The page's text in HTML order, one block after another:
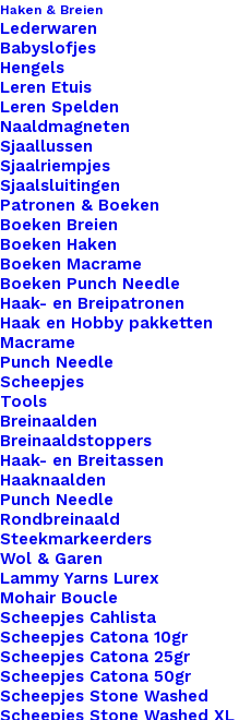
Haken & Breien
Lederwaren
Babyslofjes
Hengels
Leren Etuis
Leren Spelden
Naaldmagneten
Sjaallussen
Sjaalriempjes
Sjaalsluitingen
Patronen & Boeken
Boeken Breien
Boeken Haken
Boeken Macrame
Boeken Punch Needle
Haak- en Breipatronen
Haak en Hobby pakketten
Macrame
Punch Needle
Scheepjes
Tools
Breinaalden
Breinaaldstoppers
Haak- en Breitassen
Haaknaalden
Punch Needle
Rondbreinaald
Steekmarkeerders
Wol & Garen
Lammy Yarns Lurex
Mohair Boucle
Scheepjes Cahlista
Scheepjes Catona 10gr
Scheepjes Catona 25gr
Scheepjes Catona 50gr
Scheepjes Stone Washed
Scheepjes Stone Washed XL
Wil je je handgemaakte
een hoger niveau tillen?
prachtige leren labels, de
voor al je creaties. Met
alleen een professionele
werk, maar ook een
ambachtelijke
de rest. Voor de bewuste
ons bieden we ook een
labels aan die volledig
Gemaakt van
zijn deze labels een
voor traditioneel leer,
aan stijl of kwaliteit.
Kleur*
1xBig Labels 8x3cm
Dromenvanger